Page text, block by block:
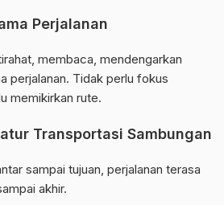
Perjalanan
membaca, mendengarkan
perjalanan. Tidak perlu fokus
memikirkan rute.
Transportasi Sambungan
sampai tujuan, perjalanan terasa
akhir.